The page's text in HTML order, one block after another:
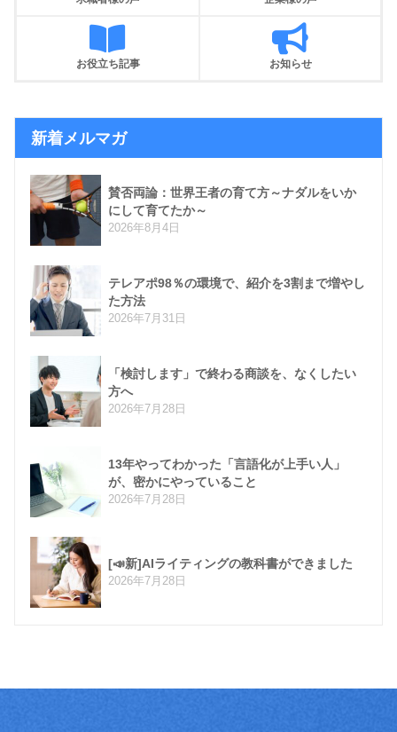
お役立ち記事 お知らせ
新着メルマガ
賛否両論：世界王者の育て方～ナダルをいか
にして育てたか～
2026年8月4日
テレアポ98％の環境で、紹介を3割まで増やし
た方法
2026年7月31日
「検討します」で終わる商談を、なくしたい
方へ
2026年7月28日
13年やってわかった「言語化が上手い人」
が、密かにやっていること
2026年7月28日
[📣新]AIライティングの教科書ができました
2026年7月28日